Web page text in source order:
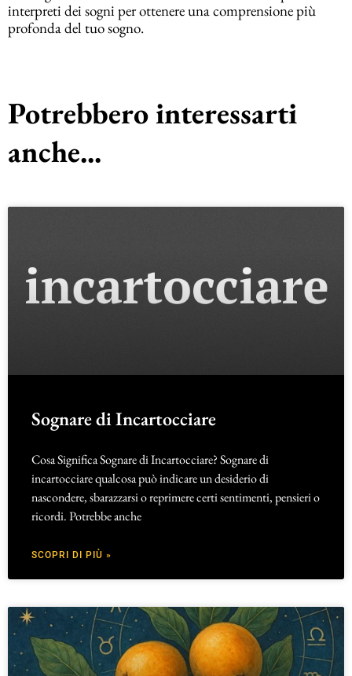
interpreti dei sogni per ottenere una comprensione più
profonda del tuo sogno.
Potrebbero interessarti
anche...
Sognare di Incartocciare
Cosa Significa Sognare di Incartocciare? Sognare di
incartocciare qualcosa può indicare un desiderio di
nascondere, sbarazzarsi o reprimere certi sentimenti, pensieri o
ricordi. Potrebbe anche
SCOPRI DI PIÙ »